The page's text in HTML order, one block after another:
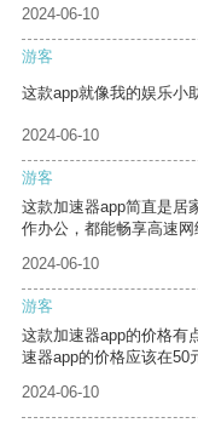
2024-06-10
游客
这款app就像我的娱乐小
2024-06-10
游客
这款加速器app简直是居
作办公，都能畅享高速网
2024-06-10
游客
这款加速器app的价格有
速器app的价格应该在50
2024-06-10